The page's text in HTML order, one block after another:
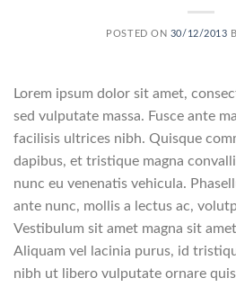
POSTED ON 30/12/2013
Lorem ipsum dolor sit amet,
sed vulputate massa. Fusce ante
facilisis ultrices nibh. Quisque
dapibus, et tristique magna
nunc eu venenatis vehicula.
ante nunc, mollis a lectus ac,
Vestibulum sit amet magna sit
Aliquam vel lacinia purus, id
nibh ut libero vulputate ornare